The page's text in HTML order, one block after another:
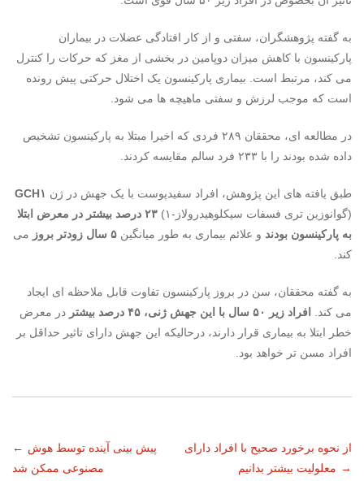
به گفته پژوهشگران، سفتی و از کار افتادگی عضلات در بیماران
پارکینسون با کاهش میزان دوپامین در بخشی از مغز که حرکات را کنترل
می کند، مرتبط است. بیماری پارکینسون یک اختلال حرکتی پیش رونده
است که موجب لرزش و سفتی ماهیچه ها می شود.
در مطالعه ای، محققان ۲۸۹ فردی که اخیرا مبتلا به پارکینسون تشخیص
داده شده بودند را با ۲۳۳ فرد سالم مقایسه کردند.
طبق یافته های این پژوهش، افراد سفیدپوست با یک جهش در ژن GCH۱
(گوانوزین تری فسفات سیکلوهیدرولاز-۱)
۲۳ درصد بیشتر در معرض ابتلا
به پارکینسون بودند و علائم بیماری به طور میانگین
می
کند.
به گفته محققان، سن در بروز پارکینسون تفاوت قابل ملاحظه ای ایجاد
می کند. افراد زیر ۵۰ سال با این جهش ژنی، ۴۵ درصد بیشتر
در معرض
خطر ابتلا به بیماری قرار دارند، درحالیکه این جهش دارای تاثیر حداقل بر
افراد مسن تر خواهد بود.
ناوبری
← پیش بینی آینده توسط هوش
مصنوعی ممکن شد
از نحوه برخورد صحیح با افراد دارای
معلولیت بیشتر بدانیم →